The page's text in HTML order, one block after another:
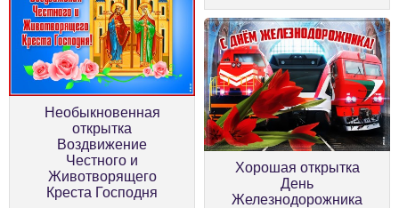
Необыкновенная
открытка
Воздвижение
Честного и
Животворящего
Креста Господня
Хорошая открытка
День
Железнодорожника